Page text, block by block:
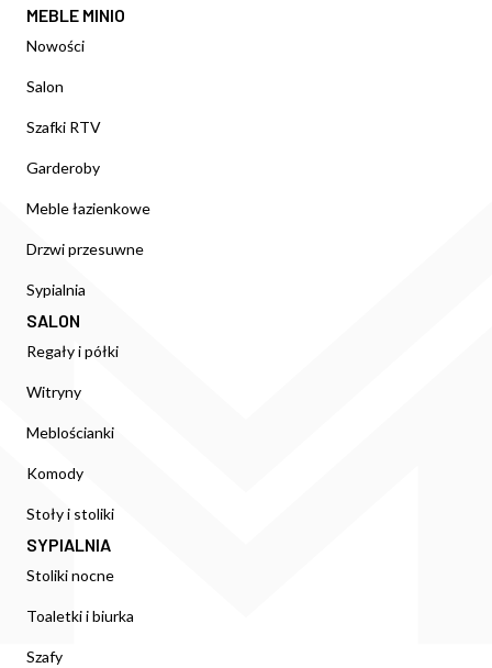
MEBLE MINIO
Nowości
Salon
Szafki RTV
Garderoby
Meble łazienkowe
Drzwi przesuwne
Sypialnia
SALON
Regały i półki
Witryny
Meblościanki
Komody
Stoły i stoliki
SYPIALNIA
Stoliki nocne
Toaletki i biurka
Szafy